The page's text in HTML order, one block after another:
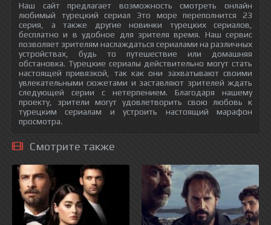
Наш сайт предлагает возможность смотреть онлайн
любимый турецкий сериал Это море переполнится 23
серия, а также другие новинки турецких сериалов,
бесплатно и в удобное для зрителя время. Наш сервис
позволяет зрителям наслаждаться сериалами на различных
устройствах, будь то путешествие или домашняя
обстановка. Турецкие сериалы действительно могут стать
настоящей привязкой, так как они захватывают своими
увлекательными сюжетами и заставляют зрителей ждать
следующей серии с нетерпением. Благодаря нашему
проекту, зрители могут удовлетворить свою любовь к
турецким сериалам и устроить настоящий марафон
просмотра.
Смотрите также